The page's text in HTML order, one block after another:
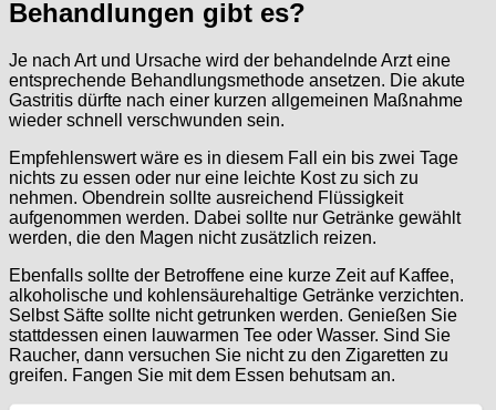
Behandlungen gibt es?
Je nach Art und Ursache wird der behandelnde Arzt eine
entsprechende Behandlungsmethode ansetzen. Die akute
Gastritis dürfte nach einer kurzen allgemeinen Maßnahme
wieder schnell verschwunden sein.
Empfehlenswert wäre es in diesem Fall ein bis zwei Tage
nichts zu essen oder nur eine leichte Kost zu sich zu
nehmen. Obendrein sollte ausreichend Flüssigkeit
aufgenommen werden. Dabei sollte nur Getränke gewählt
werden, die den Magen nicht zusätzlich reizen.
Ebenfalls sollte der Betroffene eine kurze Zeit auf Kaffee,
alkoholische und kohlensäurehaltige Getränke verzichten.
Selbst Säfte sollte nicht getrunken werden. Genießen Sie
stattdessen einen lauwarmen Tee oder Wasser. Sind Sie
Raucher, dann versuchen Sie nicht zu den Zigaretten zu
greifen. Fangen Sie mit dem Essen behutsam an.